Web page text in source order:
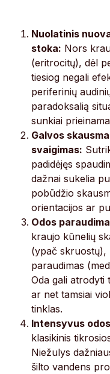
Nuolatinis
stoka: Nors
(eritrocitų), dėl
tiesiog negali
periferinių
paradoksalią
sunkiai
Galvos
svaigimas:
padidėjęs
dažnai sukelia
pobūdžio
orientacijos ar
Odos
kraujo kūnelių
(ypač skruostų),
paraudimas
Oda gali atrodyti
ar net tamsiai
tinklas.
Intensyvus
klasikinis
Niežulys
šilto vandens